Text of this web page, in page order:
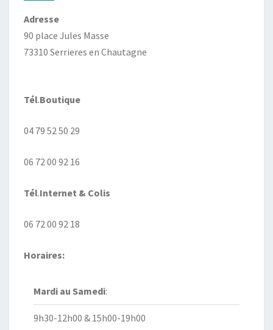
Adresse
90 place Jules Masse
73310 Serrieres en Chautagne
Tél.Boutique
04 79 52 50 29
06 72 00 92 16
Tél.Internet & Colis
06 72 00 92 18
Horaires:
Mardi au Samedi:
9h30-12h00 & 15h00-19h00